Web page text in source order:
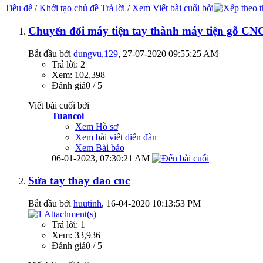
Tiêu đề /Khởi tạo chủ đề Trả lời / Xem Viết bài cuối bởi
Chuyển đổi máy tiện tay thành máy tiện gỗ
Bắt đầu bởi dungvu.129‎, 27-07-2020 09:55:25 AM
Trả lời: 2
Xem: 102,398
Đánh giá0 / 5
Viết bài cuối bởi
Tuancoi
Xem Hồ sơ
Xem bài viết diễn đàn
Xem Bài báo
06-01-2023, 07:30:21 AM
Sửa tay thay dao cnc
Bắt đầu bởi huutinh‎, 16-04-2020 10:13:53 PM
Trả lời: 1
Xem: 33,936
Đánh giá0 / 5